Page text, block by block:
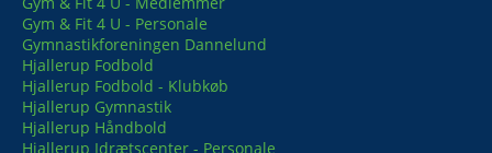
Gym & Fit 4 U - Personale
Gymnastikforeningen Dannelund
Hjallerup Fodbold
Hjallerup Fodbold - Klubkøb
Hjallerup Gymnastik
Hjallerup Håndbold
Hjallerup Idrætscenter - Personale